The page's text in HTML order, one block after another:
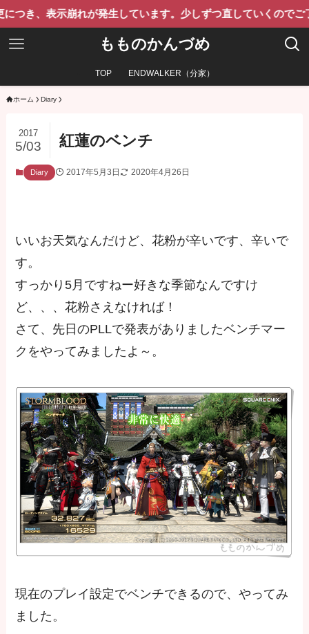
表示崩れが発生しています。少しずつ直していくのでご了承くだ
もものかんづめ
TOP ENDWALKER（分家）
ホーム Diary
紅蓮のベンチ
2017
5/03
Diary 2017年5月3日 2020年4月26日
いいお天気なんだけど、花粉が辛いです、辛いで
す。
すっかり5月ですねー好きな季節なんですけ
ど、、、花粉さえなければ！
さて、先日のPLLで発表がありましたベンチマー
クをやってみましたよ～。
現在のプレイ設定でベンチできるので、やってみ
ました。